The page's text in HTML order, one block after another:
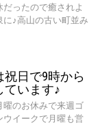
だったので癒されよ
に♪高山の古い町並み
祝日で9時から
ています♪
曜のお休みで来週ゴ
ウイークで月曜も営